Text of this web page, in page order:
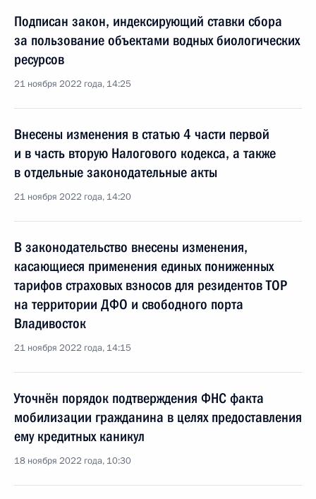
Подписан закон, индексирующий ставки сбора
за пользование объектами водных биологических
ресурсов
21 ноября 2022 года, 14:25
Внесены изменения в статью 4 части первой
и в часть вторую Налогового кодекса, а также
в отдельные законодательные акты
21 ноября 2022 года, 14:20
В законодательство внесены изменения,
касающиеся применения единых пониженных
тарифов страховых взносов для резидентов ТОР
на территории ДФО и свободного порта
Владивосток
21 ноября 2022 года, 14:15
Уточнён порядок подтверждения ФНС факта
мобилизации гражданина в целях предоставления
ему кредитных каникул
18 ноября 2022 года, 10:30